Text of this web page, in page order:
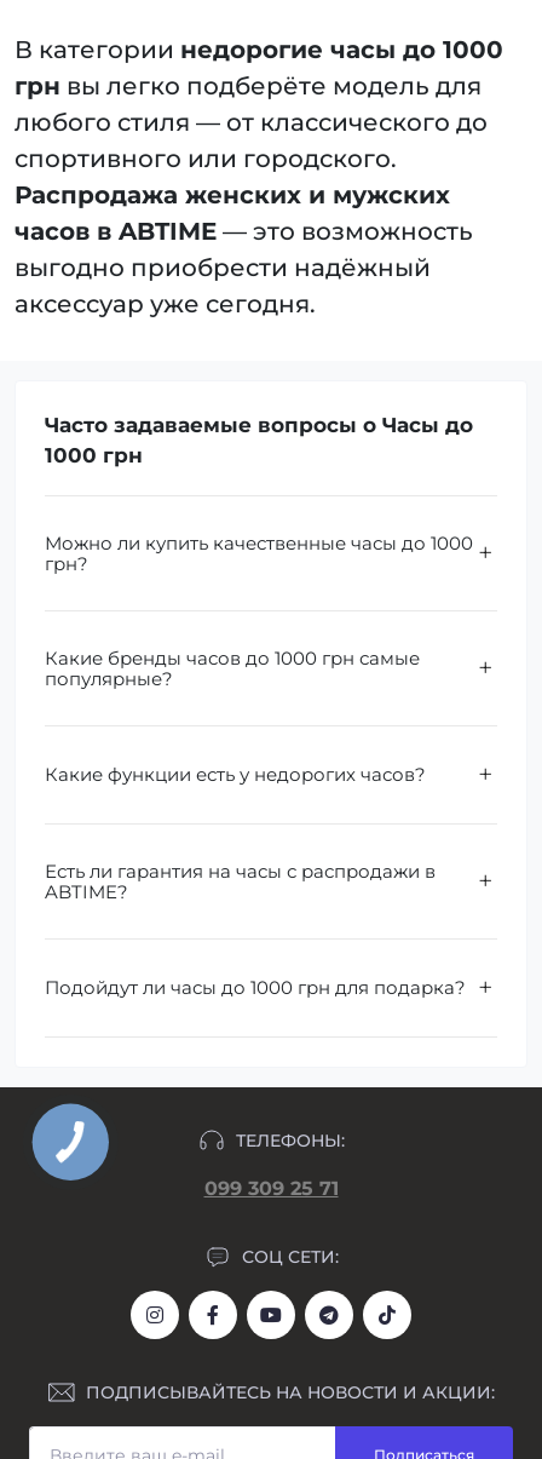
В категории недорогие часы до 1000
грн вы легко подберёте модель для
любого стиля — от классического до
спортивного или городского.
Распродажа женских и мужских
часов в ABTIME — это возможность
выгодно приобрести надёжный
аксессуар уже сегодня.
Часто задаваемые вопросы о Часы до
1000 грн
Можно ли купить качественные часы до 1000
грн?
Какие бренды часов до 1000 грн самые
популярные?
Какие функции есть у недорогих часов?
Есть ли гарантия на часы с распродажи в
ABTIME?
Подойдут ли часы до 1000 грн для подарка?
ТЕЛЕФОНЫ:
099 309 25 71
СОЦ СЕТИ:
ПОДПИСЫВАЙТЕСЬ НА НОВОСТИ И АКЦИИ:
Подписаться